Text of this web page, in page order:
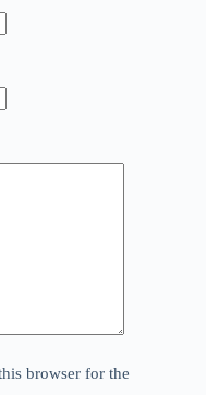
browser for the